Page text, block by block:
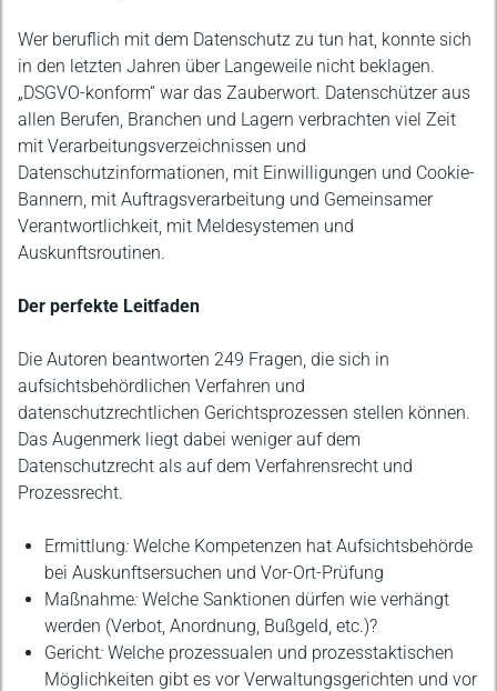
Wer beruflich mit dem Datenschutz zu tun hat, konnte sich
in den letzten Jahren über Langeweile nicht beklagen.
„DSGVO-konform“ war das Zauberwort. Datenschützer aus
allen Berufen, Branchen und Lagern verbrachten viel Zeit
mit Verarbeitungsverzeichnissen und
Datenschutzinformationen, mit Einwilligungen und Cookie-
Bannern, mit Auftragsverarbeitung und Gemeinsamer
Verantwortlichkeit, mit Meldesystemen und
Auskunftsroutinen.
Der perfekte Leitfaden
Die Autoren beantworten 249 Fragen, die sich in
aufsichtsbehördlichen Verfahren und
datenschutzrechtlichen Gerichtsprozessen stellen können.
Das Augenmerk liegt dabei weniger auf dem
Datenschutzrecht als auf dem Verfahrensrecht und
Prozessrecht.
Ermittlung: Welche Kompetenzen hat Aufsichtsbehörde
bei Auskunftsersuchen und Vor-Ort-Prüfung
Maßnahme: Welche Sanktionen dürfen wie verhängt
werden (Verbot, Anordnung, Bußgeld, etc.)?
Gericht: Welche prozessualen und prozesstaktischen
Möglichkeiten gibt es vor Verwaltungsgerichten und vor